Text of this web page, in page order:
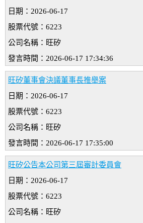
日期：2026-06-17
股票代號：6223
公司名稱：旺矽
發言時間：2026-06-17 17:34:36
旺矽董事會決議董事長推舉案
日期：2026-06-17
股票代號：6223
公司名稱：旺矽
發言時間：2026-06-17 17:35:00
旺矽公告本公司第三屆審計委員會
日期：2026-06-17
股票代號：6223
公司名稱：旺矽